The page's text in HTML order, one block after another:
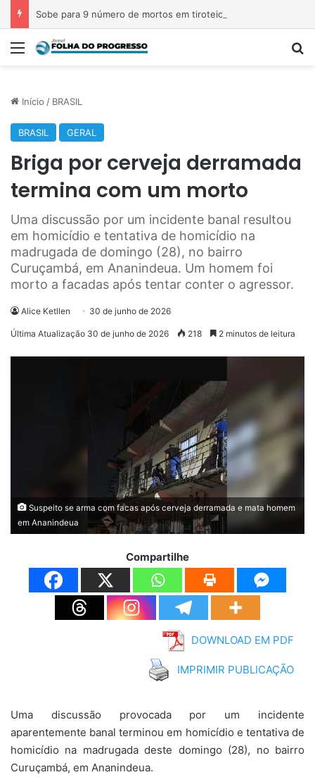
Menu
Início / BRASIL
BRASIL GERAL
Briga por cerveja derramada
termina com um morto
Uma discussão por um incidente banal resultou
em homicídio e tentativa de homicídio na
madrugada de domingo (28), no bairro
Curuçambá, em Ananindeua. Um homem foi
morto a facadas após tentar conter o agressor.
Alice Ketllen 30 de junho de 2026
Última Atualização 30 de junho de 2026 218 2 minutos de leitura
Suspeito se arma com facas após cerveja derramada e mata homem
em Ananindeua
Compartilhe
DOWNLOAD EM PDF
IMPRIMIR PUBLICAÇÃO
Uma discussão provocada por um incidente
aparentemente banal terminou em homicídio e tentativa de
homicídio na madrugada deste domingo (28), no bairro
Curuçambá, em Ananindeua.